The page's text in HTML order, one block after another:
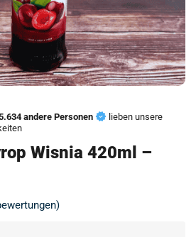
andere Personen
lieben unsere
Wisnia 420ml –